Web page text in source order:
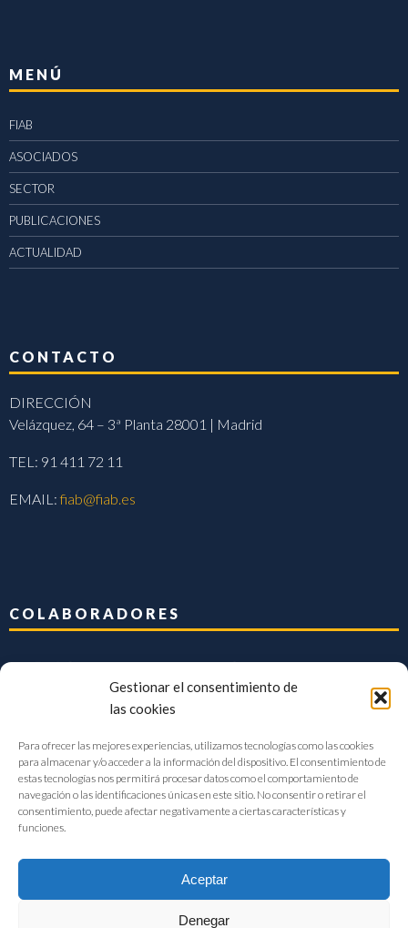
Gestionar el consentimiento de
las cookies
Para ofrecer las mejores experiencias, utilizamos tecnologías como las cookies
para almacenar y/o acceder a la información del dispositivo. El consentimiento de
estas tecnologías nos permitirá procesar datos como el comportamiento de
navegación o las identificaciones únicas en este sitio. No consentir o retirar el
consentimiento, puede afectar negativamente a ciertas características y
funciones.
Aceptar
Denegar
MENÚ
FIAB
ASOCIADOS
SECTOR
PUBLICACIONES
ACTUALIDAD
CONTACTO
DIRECCIÓN
Velázquez, 64 – 3ª Planta 28001 | Madrid
TEL: 91 411 72 11
EMAIL:fiab@fiab.es
COLABORADORES